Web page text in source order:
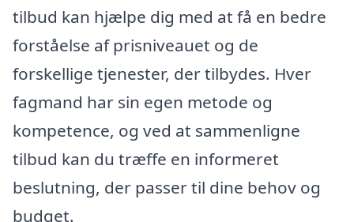
tilbud kan hjælpe dig med at få en bedre
forståelse af prisniveauet og de
forskellige tjenester, der tilbydes. Hver
fagmand har sin egen metode og
kompetence, og ved at sammenligne
tilbud kan du træffe en informeret
beslutning, der passer til dine behov og
budget.